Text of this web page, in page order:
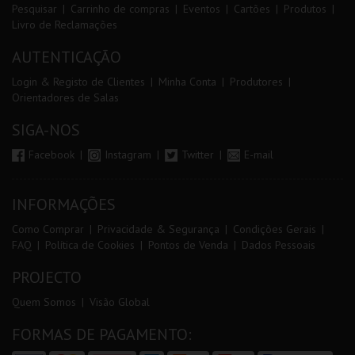
Pesquisar Carrinho de compras Eventos Cartões
Produtos
Livro de Reclamações
AUTENTICAÇÃO
Login & Registo de Clientes Minha Conta
Produtores
Orientadores de Salas
SIGA-NOS
Facebook Instagram Twitter E-mail
INFORMAÇÕES
Como Comprar Privacidade & Segurança
Condições Gerais
FAQ
Política de Cookies Pontos de Venda Dados Pessoais
PROJECTO
Quem Somos Visão Global
FORMAS DE PAGAMENTO: